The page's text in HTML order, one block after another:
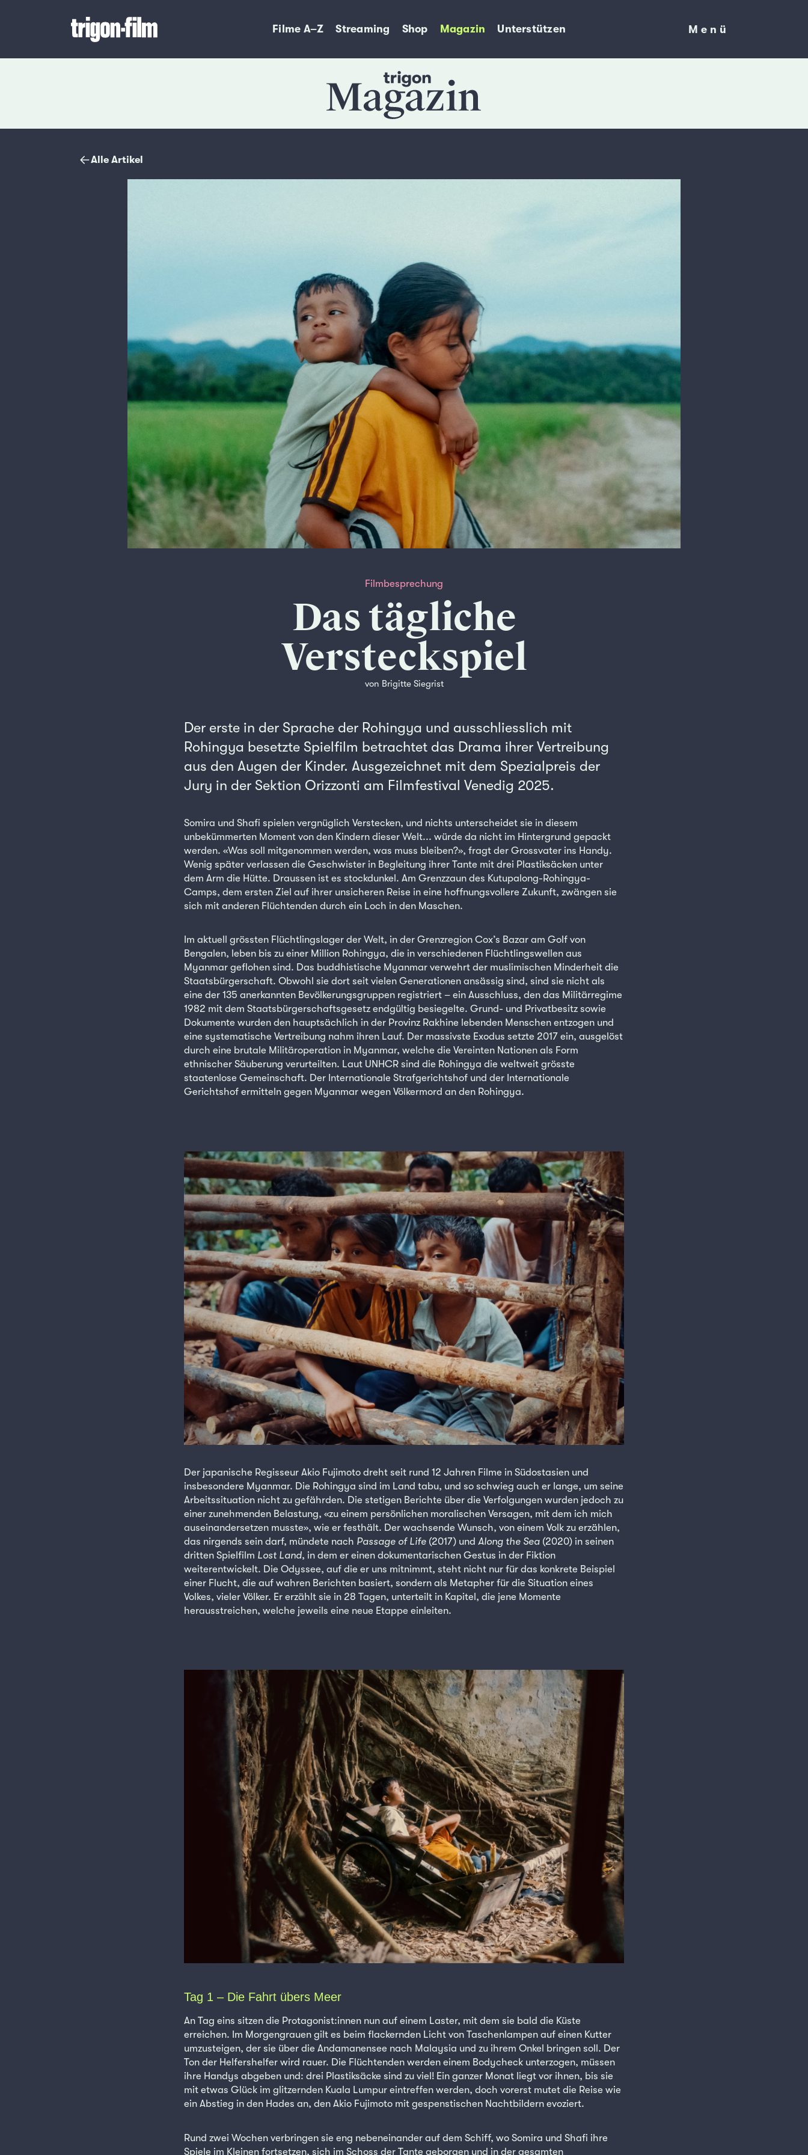
Filme A–Z Streaming Shop Magazin Unterstützen
Menü
Menü
Magazin
Alle Artikel
Filmbesprechung
Das tägliche
Versteckspiel
von Brigitte Siegrist
Der erste in der Sprache der Rohingya und ausschliesslich mit
Rohingya besetzte Spielfilm betrachtet das Drama ihrer Vertreibung
aus den Augen der Kinder. Ausgezeichnet mit dem Spezialpreis der
Jury in der Sektion Orizzonti am Filmfestival Venedig 2025.
Somira und Shafi spielen vergnüglich Verstecken, und nichts unterscheidet sie in diesem
unbekümmerten Moment von den Kindern dieser Welt... würde da nicht im Hintergrund gepackt
werden. «Was soll mitgenommen werden, was muss bleiben?», fragt der Grossvater ins Handy.
Wenig später verlassen die Geschwister in Begleitung ihrer Tante mit drei Plastiksäcken unter
dem Arm die Hütte. Draussen ist es stockdunkel. Am Grenzzaun des Kutupalong-Rohingya-
Camps, dem ersten Ziel auf ihrer unsicheren Reise in eine hoffnungsvollere Zukunft, zwängen sie
sich mit anderen Flüchtenden durch ein Loch in den Maschen.
Im aktuell grössten Flüchtlingslager der Welt, in der Grenzregion Cox’s Bazar am Golf von
Bengalen, leben bis zu einer Million Rohingya, die in verschiedenen Flüchtlingswellen aus
Myanmar geflohen sind. Das buddhistische Myanmar verwehrt der muslimischen Minderheit die
Staatsbürgerschaft. Obwohl sie dort seit vielen Generationen ansässig sind, sind sie nicht als
eine der 135 anerkannten Bevölkerungsgruppen registriert – ein Ausschluss, den das Militärregime
1982 mit dem Staatsbürgerschaftsgesetz endgültig besiegelte. Grund- und Privatbesitz sowie
Dokumente wurden den hauptsächlich in der Provinz Rakhine lebenden Menschen entzogen und
eine systematische Vertreibung nahm ihren Lauf. Der massivste Exodus setzte 2017 ein, ausgelöst
durch eine brutale Militäroperation in Myanmar, welche die Vereinten Nationen als Form
ethnischer Säuberung verurteilten. Laut UNHCR sind die Rohingya die weltweit grösste
staatenlose Gemeinschaft. Der Internationale Strafgerichtshof und der Internationale
Gerichtshof ermitteln gegen Myanmar wegen Völkermord an den Rohingya.
Der japanische Regisseur Akio Fujimoto dreht seit rund 12 Jahren Filme in Südostasien und
insbesondere Myanmar. Die Rohingya sind im Land tabu, und so schwieg auch er lange, um seine
Arbeitssituation nicht zu gefährden. Die stetigen Berichte über die Verfolgungen wurden jedoch zu
einer zunehmenden Belastung, «zu einem persönlichen moralischen Versagen, mit dem ich mich
auseinandersetzen musste», wie er festhält. Der wachsende Wunsch, von einem Volk zu erzählen,
das nirgends sein darf, mündete nach Passage of Life(2017) und Along the Sea(2020) in seinen
dritten Spielfilm Lost Land, in dem er einen dokumentarischen Gestus in der Fiktion
weiterentwickelt. Die Odyssee, auf die er uns mitnimmt, steht nicht nur für das konkrete Beispiel
einer Flucht, die auf wahren Berichten basiert, sondern als Metapher für die Situation eines
Volkes, vieler Völker. Er erzählt sie in 28 Tagen, unterteilt in Kapitel, die jene Momente
herausstreichen, welche jeweils eine neue Etappe einleiten.
Tag 1 – Die Fahrt übers Meer
An Tag eins sitzen die Protagonist:innen nun auf einem Laster, mit dem sie bald die Küste
erreichen. Im Morgengrauen gilt es beim flackernden Licht von Taschenlampen auf einen Kutter
umzusteigen, der sie über die Andamanensee nach Malaysia und zu ihrem Onkel bringen soll. Der
Ton der Helfershelfer wird rauer. Die Flüchtenden werden einem Bodycheck unterzogen, müssen
ihre Handys abgeben und: drei Plastiksäcke sind zu viel! Ein ganzer Monat liegt vor ihnen, bis sie
mit etwas Glück im glitzernden Kuala Lumpur eintreffen werden, doch vorerst mutet die Reise wie
ein Abstieg in den Hades an, den Akio Fujimoto mit gespenstischen Nachtbildern evoziert.
Rund zwei Wochen verbringen sie eng nebeneinander auf dem Schiff, wo Somira und Shafi ihre
Spiele im Kleinen fortsetzen, sich im Schoss der Tante geborgen und in der gesamten